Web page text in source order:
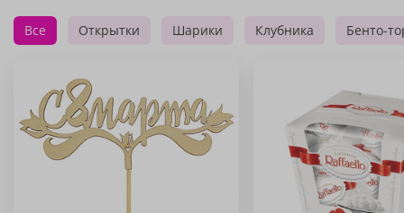
Все Открытки Шарики Клубника Бенто-